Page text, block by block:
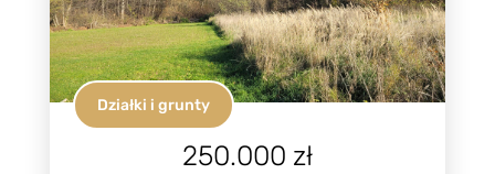
Działki i grunty
250.000 zł